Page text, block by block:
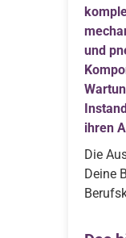
und
ihren
Die
Deine